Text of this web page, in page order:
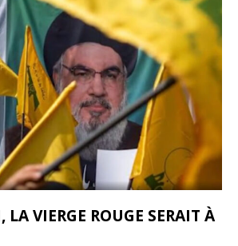
LA VIERGE ROUGE SERAIT À